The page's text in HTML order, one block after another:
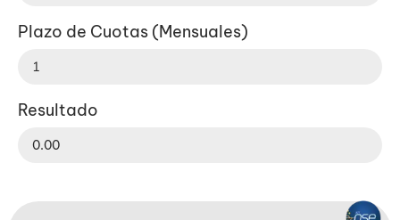
Plazo de Cuotas (Mensuales)
Resultado